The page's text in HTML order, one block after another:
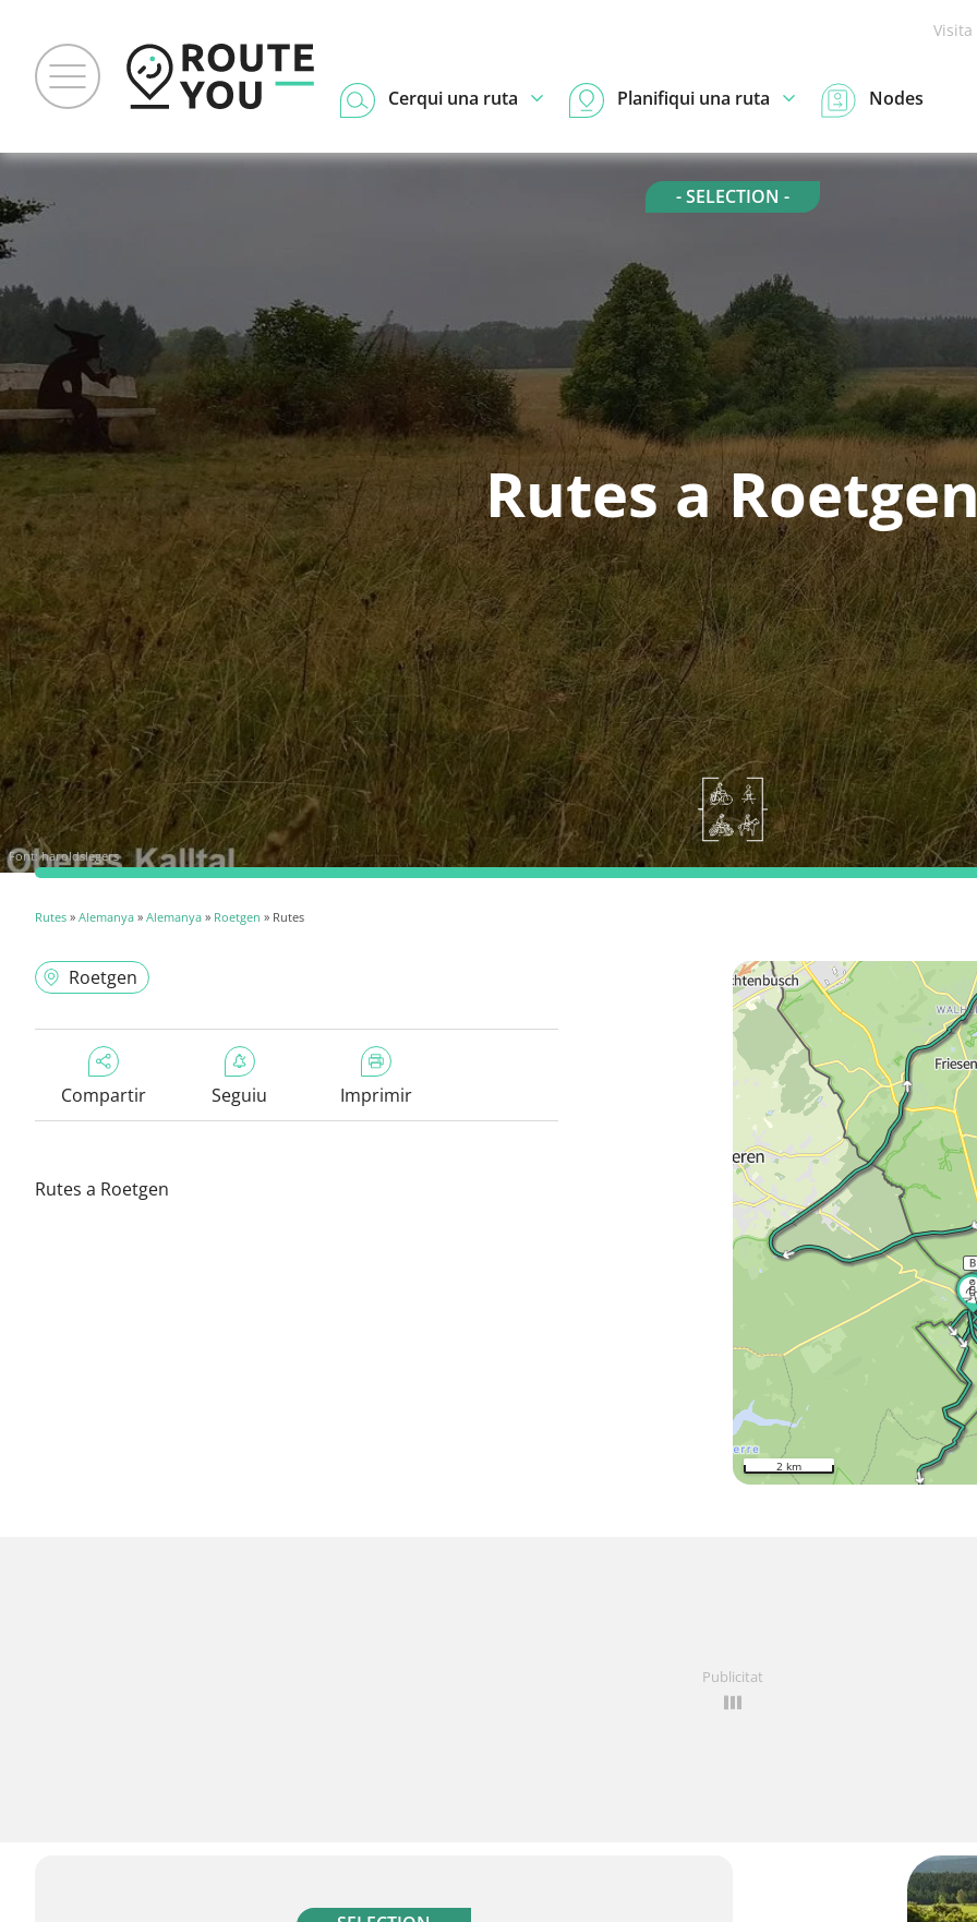
Cerqui una ruta Planifiqui una ruta Nodes
- SELECTION -
Rutes a
Font:haroldslegers
Rutes » Alemanya » Alemanya » Roetgen » Rutes
Roetgen
Compartir Seguiu Imprimir
Rutes a Roetgen
2 km
Publicitat